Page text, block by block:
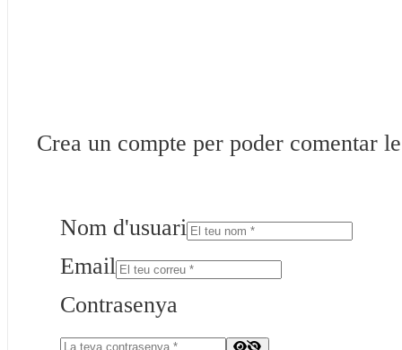
Crea un compte per poder comentar
Nom d'usuari
Email
Contrasenya